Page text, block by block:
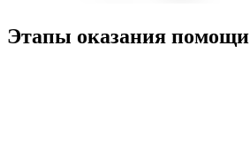
Этапы оказания помощи